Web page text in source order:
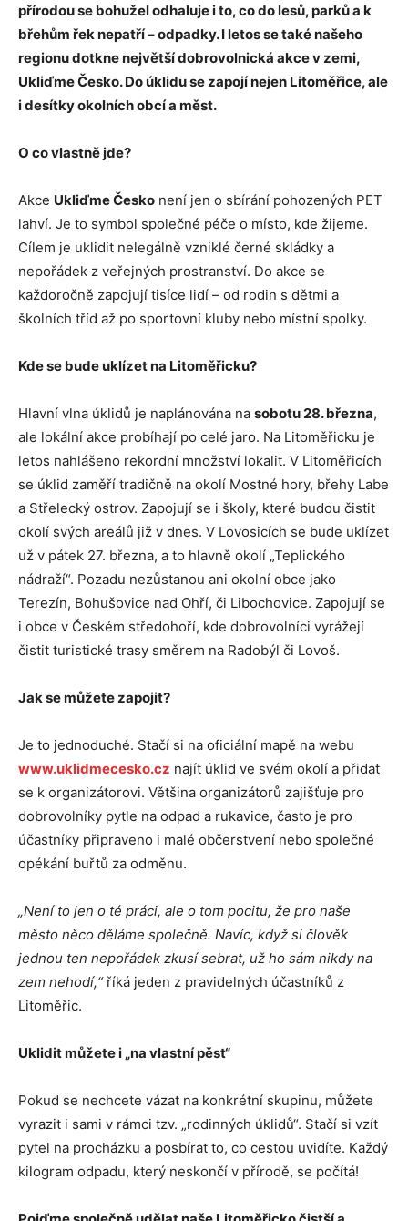
přírodou se bohužel odhaluje i to, co do lesů, parků a k
břehům řek nepatří – odpadky. I letos se také našeho
regionu dotkne největší dobrovolnická akce v zemi,
Ukliďme Česko. Do úklidu se zapojí nejen Litoměřice, ale
i desítky okolních obcí a měst.
O co vlastně jde?
Akce Ukliďme Česko není jen o sbírání pohozených PET
lahví. Je to symbol společné péče o místo, kde žijeme.
Cílem je uklidit nelegálně vzniklé černé skládky a
nepořádek z veřejných prostranství. Do akce se
každoročně zapojují tisíce lidí – od rodin s dětmi a
školních tříd až po sportovní kluby nebo místní spolky.
Kde se bude uklízet na Litoměřicku?
Hlavní vlna úklidů je naplánována na sobotu 28. března,
ale lokální akce probíhají po celé jaro. Na Litoměřicku je
letos nahlášeno rekordní množství lokalit. V Litoměřicích
se úklid zaměří tradičně na okolí Mostné hory, břehy Labe
a Střelecký ostrov. Zapojují se i školy, které budou čistit
okolí svých areálů již v dnes. V Lovosicích se bude uklízet
už v pátek 27. března, a to hlavně okolí „Teplického
nádraží“. Pozadu nezůstanou ani okolní obce jako
Terezín, Bohušovice nad Ohří, či Libochovice. Zapojují se
i obce v Českém středohoří, kde dobrovolníci vyrážejí
čistit turistické trasy směrem na Radobýl či Lovoš.
Jak se můžete zapojit?
Je to jednoduché. Stačí si na oficiální mapě na webu
www.uklidmecesko.cz najít úklid ve svém okolí a přidat
se k organizátorovi. Většina organizátorů zajišťuje pro
dobrovolníky pytle na odpad a rukavice, často je pro
účastníky připraveno i malé občerstvení nebo společné
opékání buřtů za odměnu.
„Není to jen o té práci, ale o tom pocitu, že pro naše
město něco děláme společně. Navíc, když si člověk
jednou ten nepořádek zkusí sebrat, už ho sám nikdy na
zem nehodí,“říká jeden z pravidelných účastníků z
Litoměřic.
Uklidit můžete i „na vlastní pěst“
Pokud se nechcete vázat na konkrétní skupinu, můžete
vyrazit i sami v rámci tzv. „rodinných úklidů“. Stačí si vzít
pytel na procházku a posbírat to, co cestou uvidíte. Každý
kilogram odpadu, který neskončí v přírodě, se počítá!